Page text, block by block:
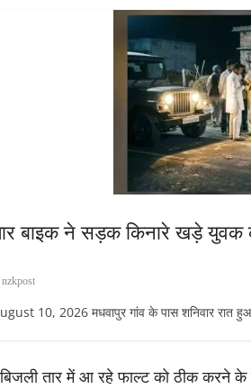
बाइक ने सड़क किनारे खड़े युवक
nzkpost
10, 2026 मधवापुर गांव के पास शनिवार रात हुआ
बिजली तार में आ रहे फाल्ट को ठीक करने के